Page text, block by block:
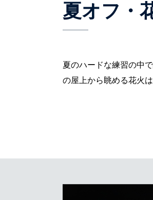
夏オフ・
夏のハードな練習の中
の屋上から眺める花火は